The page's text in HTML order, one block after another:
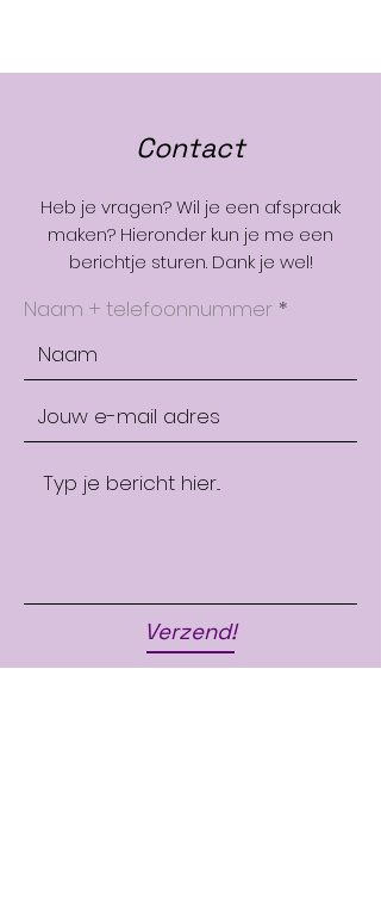
Contact
Heb je vragen? Wil je een afspraak
maken? Hieronder kun je me een
berichtje sturen. Dank je wel!
Naam + telefoonnummer
Verzend!